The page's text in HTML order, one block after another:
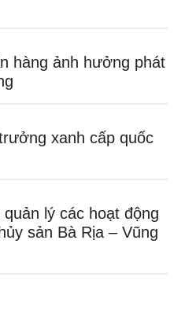
hàng ảnh hưởng phát
xanh cấp quốc
lý các hoạt động
sản Bà Rịa – Vũng